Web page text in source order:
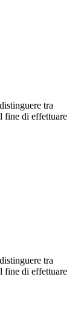
tra
fine di effettuare
tra
fine di effettuare